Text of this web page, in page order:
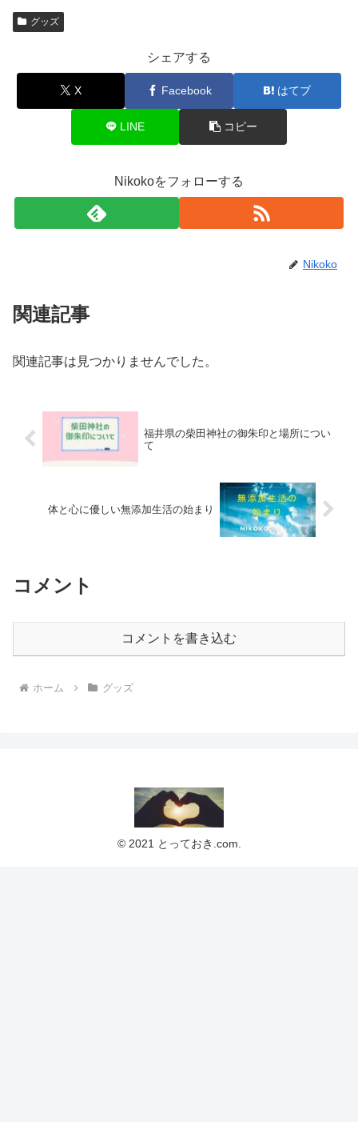
グッズ
シェアする
X Facebook はてブ
LINE コピー
Nikokoをフォローする
Nikoko
関連記事
関連記事は見つかりませんでした。
福井県の柴田神社の御朱印と場所につい
て
体と心に優しい無添加生活の始まり
コメント
コメントを書き込む
ホーム グッズ
© 2021 とっておき.com.